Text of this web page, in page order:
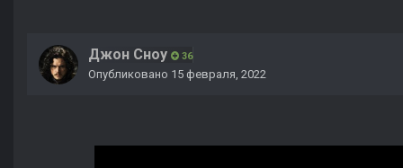
Джон Сноу 36
Опубликовано 15 февраля, 2022